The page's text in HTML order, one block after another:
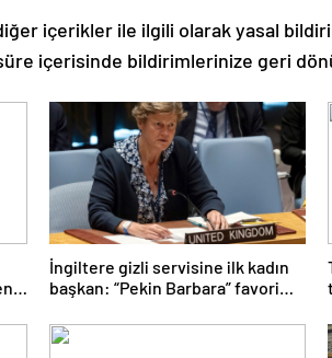
içerikler ile ilgili olarak yasal
içerisinde bildirimlerinize geri
İngiltere gizli servisine ilk kadın
başkan: “Pekin Barbara” favori